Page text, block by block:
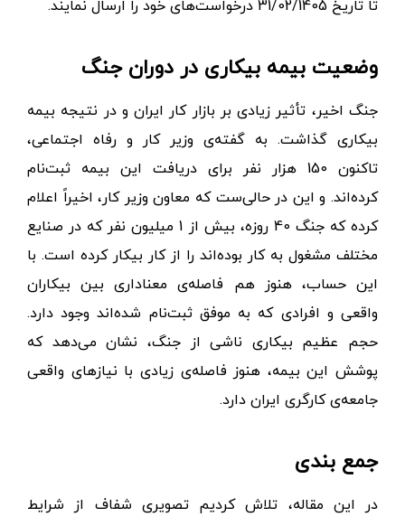
تا تاریخ 31/02/1405 درخواست‌های خود را ارسال نمایند.
وضعیت بیمه بیکاری در دوران جنگ
جنگ اخیر، تأثیر زیادی بر بازار کار ایران و در نتیجه بیمه
بیکاری گذاشت. به گفته‌ی وزیر کار و رفاه اجتماعی،
تاکنون 150 هزار نفر برای دریافت این بیمه ثبت‌نام
کرده‌اند. و این در حالی‌ست که معاون وزیر کار، اخیراً اعلام
کرده که جنگ 40 روزه، بیش از 1 میلیون نفر که در صنایع
مختلف مشغول به کار بوده‌اند را از کار بیکار کرده است. با
این حساب، هنوز هم فاصله‌ی معناداری بین بیکاران
واقعی و افرادی که به موفق ثبت‌نام شده‌اند وجود دارد.
حجم عظیم بیکاری ناشی از جنگ، نشان می‌دهد که
جامعه‌ی کارگری ایران دارد.
جمع بندی